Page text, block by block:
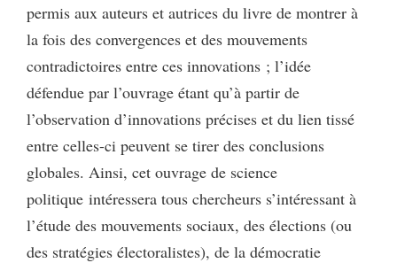
permis aux auteurs et autrices du livre de montrer à
la fois des convergences et des mouvements
contradictoires entre ces innovations ; l’idée
défendue par l’ouvrage étant qu’à partir de
l’observation d’innovations précises et du lien tissé
entre celles-ci peuvent se tirer des conclusions
globales. Ainsi, cet ouvrage de science
politique intéressera tous chercheurs s’intéressant à
l’étude des mouvements sociaux, des élections (ou
des stratégies électoralistes), de la démocratie